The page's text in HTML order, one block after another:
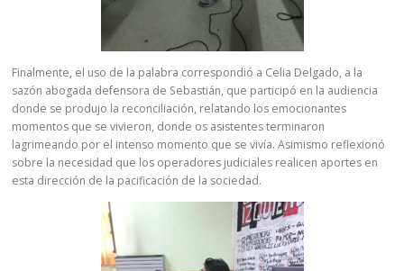
Finalmente, el uso de la palabra correspondió a Celia Delgado, a la
sazón abogada defensora de Sebastián, que participó en la audiencia
donde se produjo la reconciliación, relatando los emocionantes
momentos que se vivieron, donde os asistentes terminaron
lagrimeando por el intenso momento que se vivía. Asimismo reflexionó
sobre la necesidad que los operadores judiciales realicen aportes en
esta dirección de la pacificación de la sociedad.